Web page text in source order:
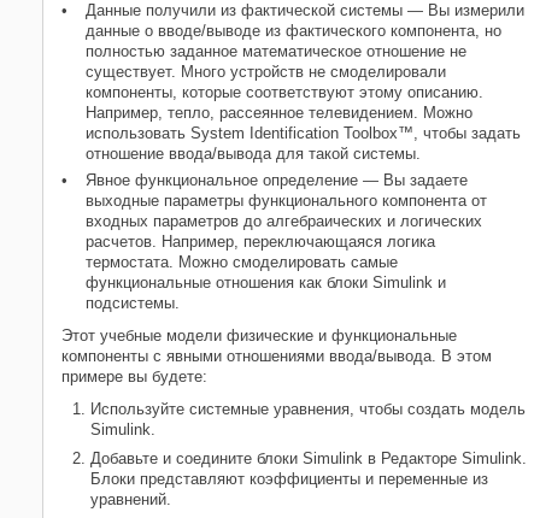
Данные получили из фактической системы — Вы измерили
данные о вводе/выводе из фактического компонента, но
полностью заданное математическое отношение не
существует. Много устройств не смоделировали
компоненты, которые соответствуют этому описанию.
Например, тепло, рассеянное телевидением. Можно
использовать System Identification Toolbox™, чтобы задать
отношение ввода/вывода для такой системы.
Явное функциональное определение — Вы задаете
выходные параметры функционального компонента от
входных параметров до алгебраических и логических
расчетов. Например, переключающаяся логика
термостата. Можно смоделировать самые
функциональные отношения как блоки Simulink и
подсистемы.
Этот учебные модели физические и функциональные
компоненты с явными отношениями ввода/вывода. В этом
примере вы будете:
Используйте системные уравнения, чтобы создать модель
Simulink.
Добавьте и соедините блоки Simulink в Редакторе Simulink.
Блоки представляют коэффициенты и переменные из
уравнений.